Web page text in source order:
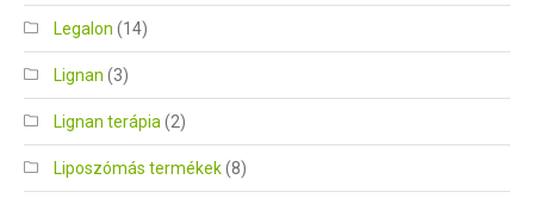
Legalon (14)
Lignan (3)
Lignan terápia (2)
Liposzómás termékek(8)